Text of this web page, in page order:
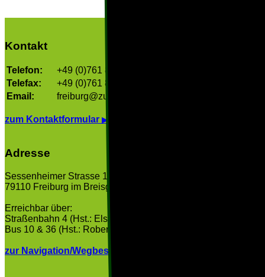
Kontakt
Telefon:
+49 (0)761 8 55 25
Telefax:
+49 (0)761 8 09 52 85
Email:
freiburg@zukunftzahn.de
zum Kontaktformular ▶
Adresse
Sessenheimer Strasse 12
79110 Freiburg im Breisgau
Erreichbar über:
Straßenbahn 4 (Hst.: Elsässer Str)
Bus 10 & 36 (Hst.: Robert Grumbach Platz)
zur Navigation/Wegbeschreibung